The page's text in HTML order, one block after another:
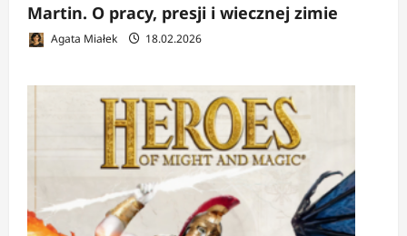
Martin. O pracy, presji i wiecznej zimie
Agata Miałek 18.02.2026